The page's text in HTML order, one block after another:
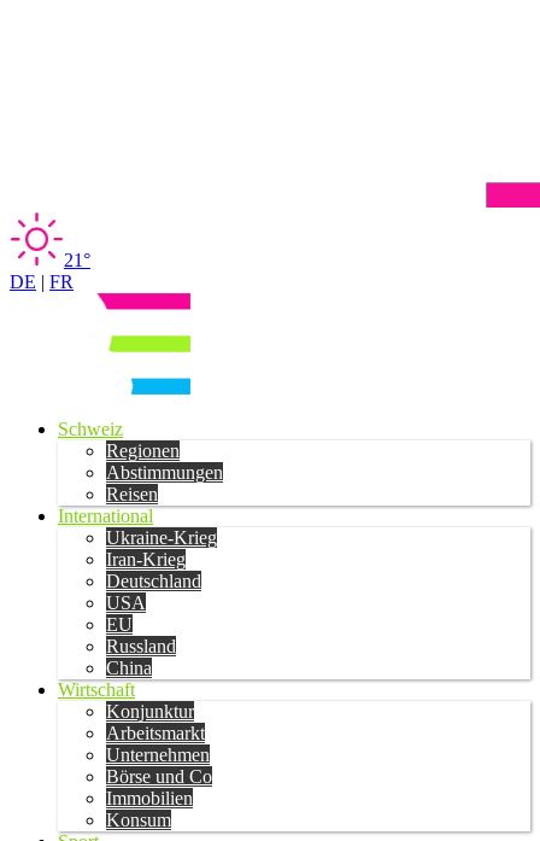
21°
DE | FR
Schweiz
Regionen
Abstimmungen
Reisen
International
Ukraine-Krieg
Iran-Krieg
Deutschland
USA
EU
Russland
China
Wirtschaft
Konjunktur
Arbeitsmarkt
Unternehmen
Börse und Co
Immobilien
Konsum